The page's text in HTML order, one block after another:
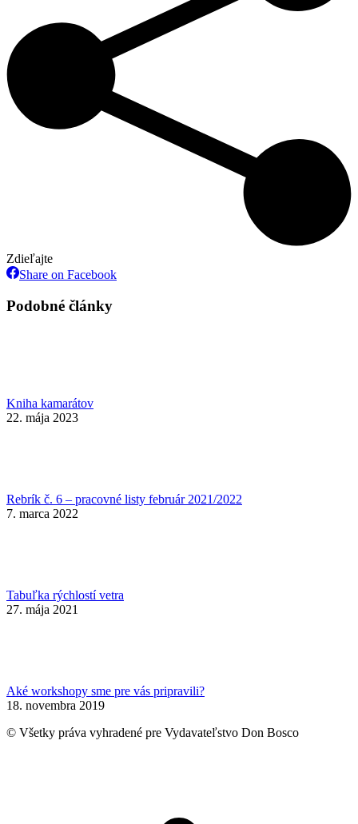
Zdieľajte
Share on FacebookShare
Podobné články
Kniha kamarátov
22. mája 2023
Rebrík č. 6 – pracovné listy február 2021/2022
7. marca 2022
Tabuľka rýchlostí vetra
27. mája 2021
Aké workshopy sme pre vás pripravili?
18. novembra 2019
© Všetky práva vyhradené pre Vydavateľstvo Don Bosco